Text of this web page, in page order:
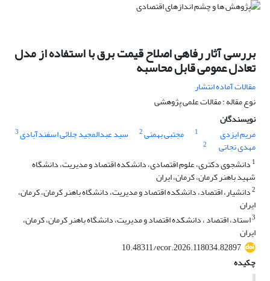
بررسی آثار رفاهی اصلاح قیمت برق با استفاده از مدل
تعادل عمومی قابل محاسبه
مقالات آماده انتشار
نوع مقاله : مقالات علمی پژوهشی
نویسندگان
مریم ایزدی
1 مجتبی بهمنی2 سید عبدالمجید جلائی اسفندآبادی3
مهدی نجاتی
2
1 دانشجوی دکتری، علوم اقتصادی، دانشکده اقتصاد و مدیریت، دانشگاه
شهید باهنر کرمان، کرمان، ایران
2دانشیار، اقتصاد، دانشکده اقتصاد و مدیریت، دانشگاه باهنر کرمان، کرمان،
ایران
3استاد، اقتصاد ، دانشکده اقتصاد و مدیریت، دانشگاه باهنر کرمان، کرمان،
ایران
10.48311/ecor.2026.118034.82897
چکیده